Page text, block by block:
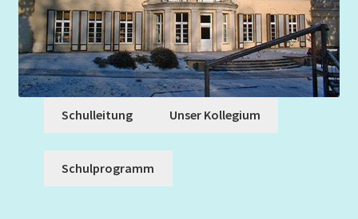
Feste
Förderverein
Formulare
Für Eltern
Schulleitung Unser Kollegium
Schulprogramm